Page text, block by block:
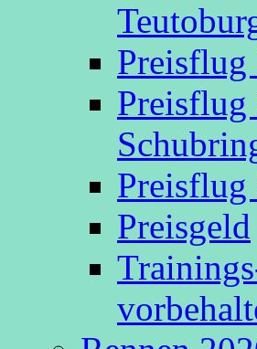
Preisflug
Preisflug
Preisflug
Preisgeld